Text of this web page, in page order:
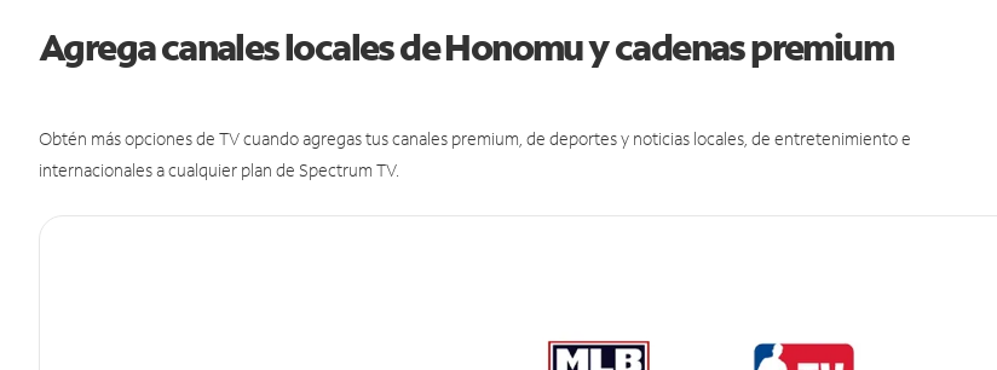
Agrega canales locales de Honomu y cadenas premium
Obtén más opciones de TV cuando agregas tus canales premium, de deportes y noticias locales, de entretenimiento e
internacionales a cualquier plan de Spectrum TV.